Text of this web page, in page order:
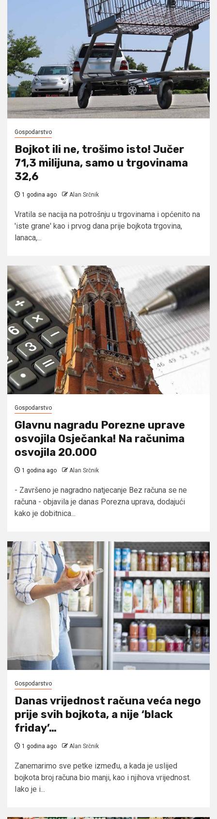
Gospodarstvo
Bojkot ili ne, trošimo isto! Jučer
71,3 milijuna, samo u trgovinama
32,6
1 godina ago Alan Srčnik
Vratila se nacija na potrošnju u trgovinama i općenito na
'iste grane' kao i prvog dana prije bojkota trgovina,
lanaca,...
Gospodarstvo
Glavnu nagradu Porezne uprave
osvojila Osječanka! Na računima
osvojila 20.000
1 godina ago Alan Srčnik
- Završeno je nagradno natjecanje Bez računa se ne
računa - objavila je danas Porezna uprava, dodajući
kako je dobitnica...
Gospodarstvo
Danas vrijednost računa veća nego
prije svih bojkota, a nije ‘black
friday’…
1 godina ago Alan Srčnik
Zanemarimo sve petke između, a kada je uslijed
bojkota broj računa bio manji, kao i njihova vrijednost.
Iako je i...